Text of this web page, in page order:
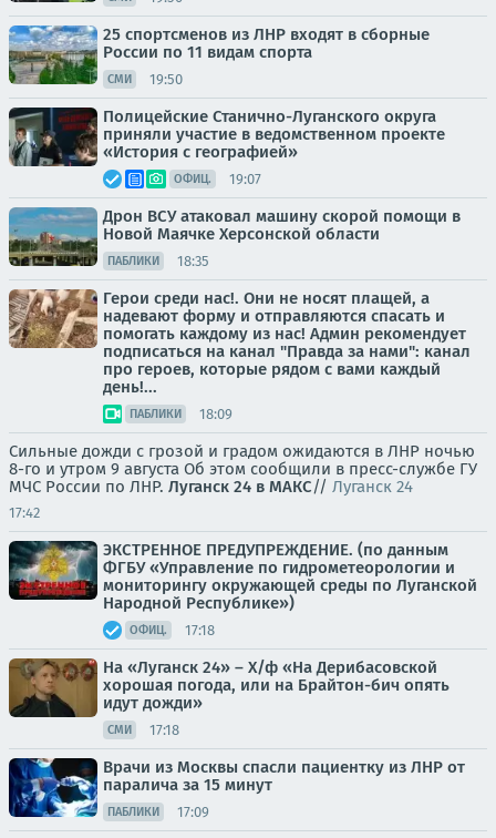
25 спортсменов из ЛНР входят в сборные
России по 11 видам спорта
СМИ 19:50
Полицейские Станично-Луганского округа
приняли участие в ведомственном проекте
«История с географией»
ОФИЦ. 19:07
Дрон ВСУ атаковал машину скорой помощи в
Новой Маячке Херсонской области
ПАБЛИКИ 18:35
Герои среди нас!. Они не носят плащей, а
надевают форму и отправляются спасать и
помогать каждому из нас! Админ рекомендует
подписаться на канал "Правда за нами": канал
про героев, которые рядом с вами каждый
день!...
ПАБЛИКИ 18:09
Сильные дожди с грозой и градом ожидаются в ЛНР ночью
8-го и утром 9 августа Об этом сообщили в пресс-службе ГУ
МЧС России по ЛНР. Луганск 24 в МАКС// Луганск 24
17:42
ЭКСТРЕННОЕ ПРЕДУПРЕЖДЕНИЕ. (по данным
ФГБУ «Управление по гидрометеорологии и
мониторингу окружающей среды по Луганской
Народной Республике»)
ОФИЦ. 17:18
На «Луганск 24» – Х/ф «На Дерибасовской
хорошая погода, или на Брайтон-бич опять
идут дожди»
СМИ 17:18
Врачи из Москвы спасли пациентку из ЛНР от
паралича за 15 минут
ПАБЛИКИ 17:09